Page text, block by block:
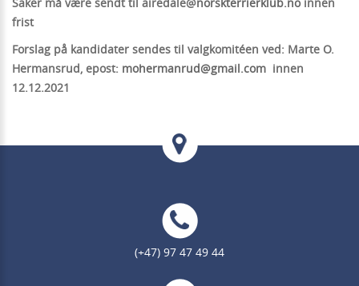
frist
Forslag på kandidater sendes til valgkomitéen ved: Marte O.
Hermansrud, epost: mohermanrud@gmail.com innen
12.12.2021
(+47) 97 47 49 44